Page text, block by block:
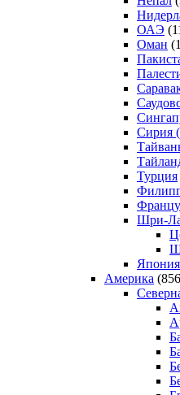
ОАЭ
Оман
Сирия
Турция
Шри-
Япония
Америка